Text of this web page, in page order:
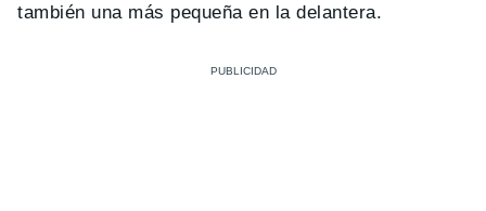
también una más pequeña en la delantera.